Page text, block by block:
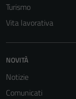
Turismo
Vita lavorativa
NOVITÀ
Notizie
Comunicati